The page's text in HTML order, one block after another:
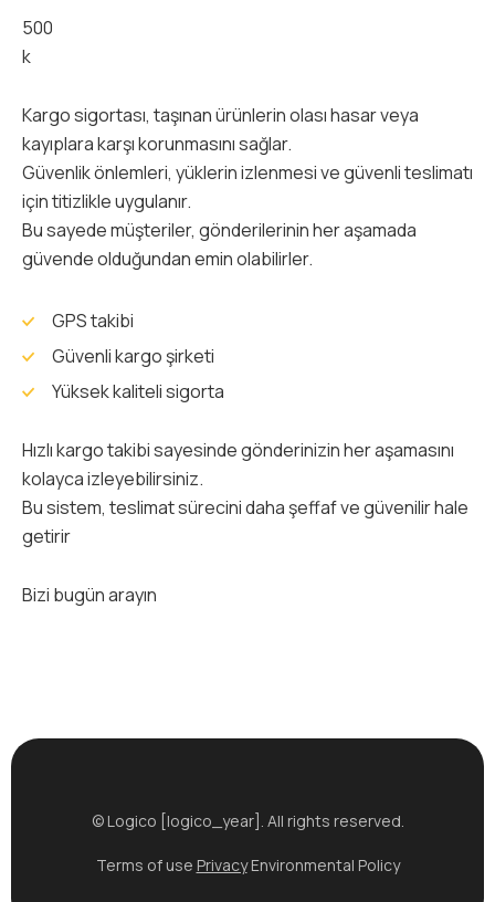
500
k
Kargo sigortası, taşınan ürünlerin olası hasar veya
kayıplara karşı korunmasını sağlar.
Güvenlik önlemleri, yüklerin izlenmesi ve güvenli teslimatı
için titizlikle uygulanır.
Bu sayede müşteriler, gönderilerinin her aşamada
güvende olduğundan emin olabilirler.
GPS takibi
Güvenli kargo şirketi
Yüksek kaliteli sigorta
Hızlı kargo takibi sayesinde gönderinizin her aşamasını
kolayca izleyebilirsiniz.
Bu sistem, teslimat sürecini daha şeffaf ve güvenilir hale
getirir
Bizi bugün arayın
© Logico [logico_year]. All rights reserved.
Terms of use PrivacyEnvironmental Policy